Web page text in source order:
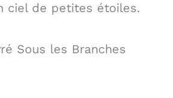
ciel de petites étoiles.
Sous les Branches